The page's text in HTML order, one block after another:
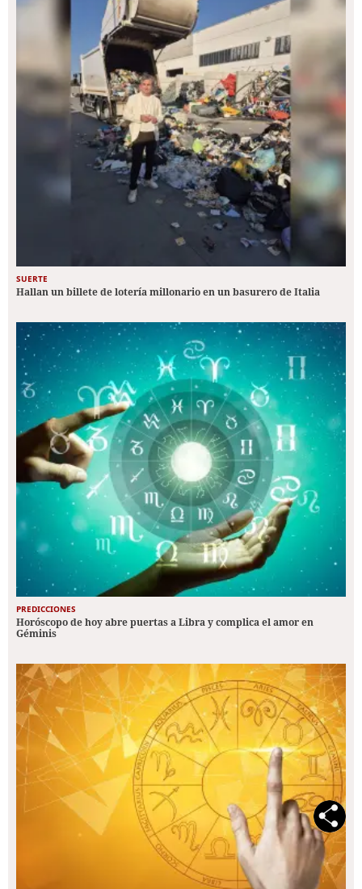
SUERTE
Hallan un billete de lotería millonario en un basurero de Italia
PREDICCIONES
Horóscopo de hoy abre puertas a Libra y complica el amor en
Géminis